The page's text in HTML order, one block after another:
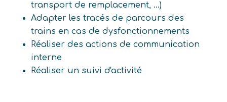
transport de remplacement, ...)
Adapter les tracés de parcours des
trains en cas de dysfonctionnements
Réaliser des actions de communication
interne
Réaliser un suivi d'activité